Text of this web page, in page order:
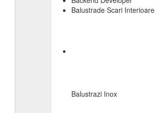
Balustrade Scari Interioare
Balustrazi Inox